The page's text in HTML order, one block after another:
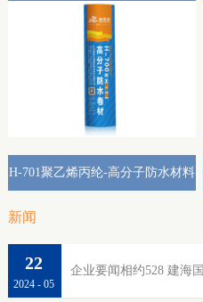
材外露专用(热熔型)
H-701聚乙烯丙纶-高分子防水材料
新闻
2024 - 05
22